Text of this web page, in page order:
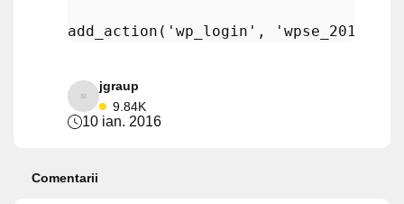
add_action ( 'wp_login' ,
jgraup
9.84K
10 ian. 2016
Comentarii